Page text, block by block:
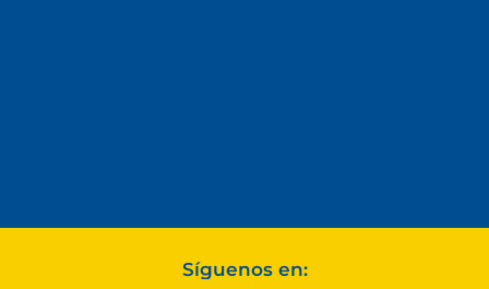
Síguenos en: